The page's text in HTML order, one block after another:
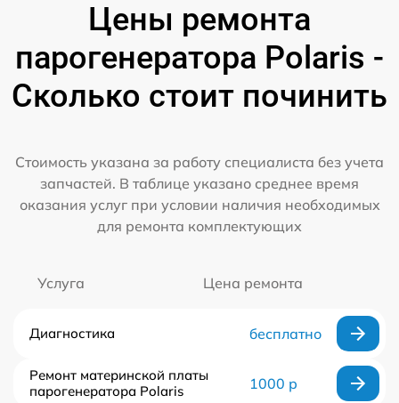
Цены ремонта
парогенератора Polaris -
Сколько стоит починить
Стоимость указана за работу специалиста без учета
запчастей. В таблице указано среднее время
оказания услуг при условии наличия необходимых
для ремонта комплектующих
Услуга Цена ремонта
Диагностика бесплатно
Ремонт материнской платы
парогенератора Polaris
1000 р